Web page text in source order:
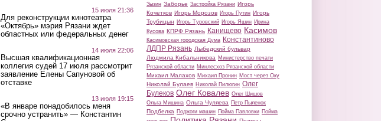
15 июля 21:36
Для реконструкции кинотеатра
«Октябрь» мэрия Рязани ждет
областных или федеральных денег
14 июля 22:06
Высшая квалификационная
коллегия судей 17 июля рассмотрит
заявление Елены Сапуновой об
отставке
13 июля 19:15
«В январе понадобилось меня
срочно устранить» — Константин
Зызин Заборье Застройка Рязани Игорь
Кочетков Игорь Морозов Игорь Путин Игорь
Трубицын Игорь Туровский Игорь Яшин Ирина
Кусова КПРФ Рязань Канищево Касимов
Касимовская городская Дума Константиново
ЛДПР Рязань Лыбедский бульвар
Людмила Кибальникова Министерство печати
Рязанской области Минлесхоз Рязанской области
Михаил Малахов Михаил Пронин Мост через Оку
Николай Булаев Николай Пилюгин Олег
Булеков Олег Ковалев Олег Шишов
Ольга Мишина Ольга Чуляева Петр Пыленок
Подбелка Поджоги машин Пойма Павловки Пойма